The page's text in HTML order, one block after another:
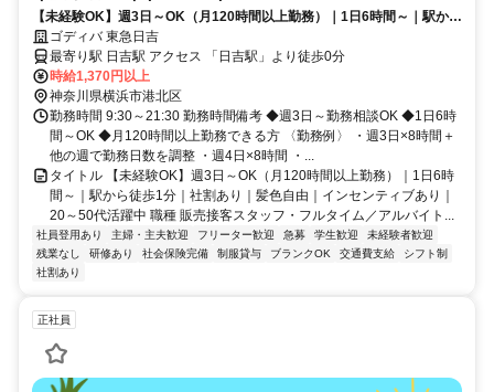
【未経験OK】週3日～OK（月120時間以上勤務）｜1日6時間～｜駅から
徒歩1分｜社割あり｜髪色自由｜インセンティブあり｜20～50代活躍中
ゴディバ 東急日吉
最寄り駅 日吉駅 アクセス 「日吉駅」より徒歩0分
時給1,370円以上
神奈川県横浜市港北区
勤務時間 9:30～21:30 勤務時間備考 ◆週3日～勤務相談OK ◆1日6時
間～OK ◆月120時間以上勤務できる方 〈勤務例〉 ・週3日×8時間＋
他の週で勤務日数を調整 ・週4日×8時間 ・...
タイトル 【未経験OK】週3日～OK（月120時間以上勤務）｜1日6時
間～｜駅から徒歩1分｜社割あり｜髪色自由｜インセンティブあり｜
20～50代活躍中 職種 販売接客スタッフ・フルタイム／アルバイト...
社員登用あり 主婦・主夫歓迎 フリーター歓迎 急募 学生歓迎
未経験者歓迎
残業なし
研修あり 社会保険完備 制服貸与 ブランクOK 交通費支給
シフト制
社割あり
正社員